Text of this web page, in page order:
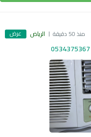
منذ 50 دقيقة الرياض عرض